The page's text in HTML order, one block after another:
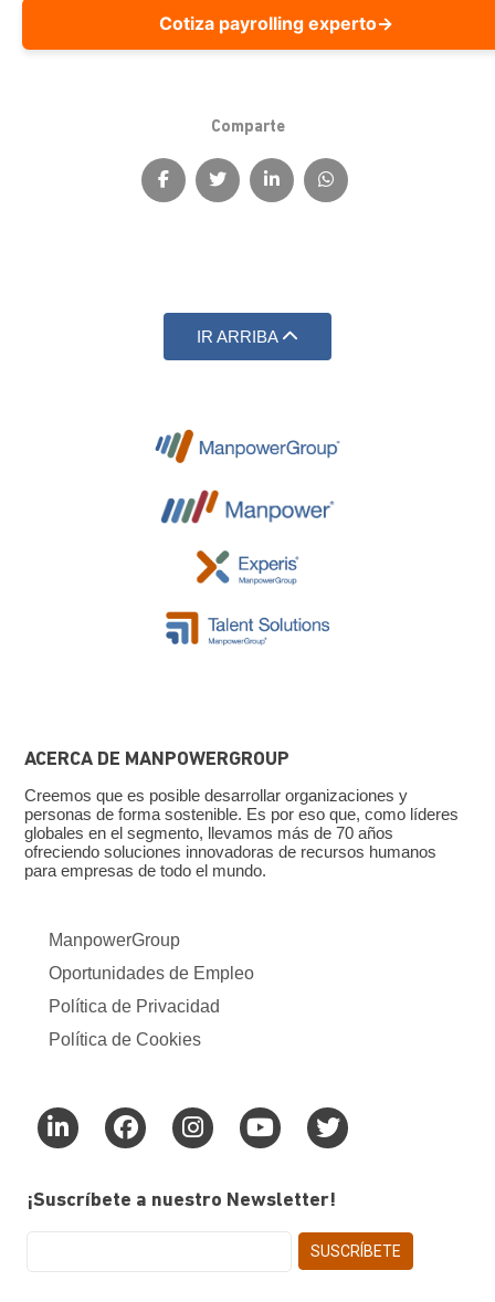
Cotiza payrolling experto→
Comparte
IR ARRIBA
ACERCA DE MANPOWERGROUP
Creemos que es posible desarrollar organizaciones y
personas de forma sostenible. Es por eso que, como líderes
globales en el segmento, llevamos más de 70 años
ofreciendo soluciones innovadoras de recursos humanos
para empresas de todo el mundo.
ManpowerGroup
Oportunidades de Empleo
Política de Privacidad
Política de Cookies
¡Suscríbete a nuestro Newsletter!